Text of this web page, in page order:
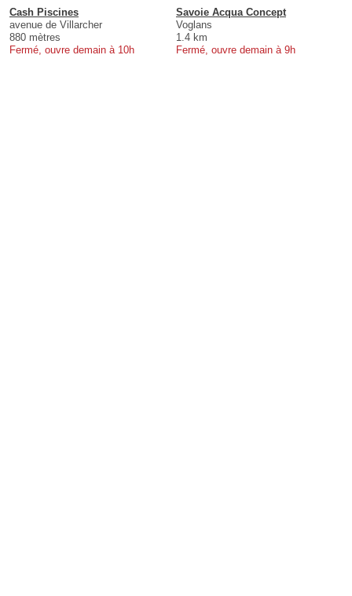
Cash Piscines
avenue de Villarcher
880 mètres
Fermé, ouvre demain à 10h
Savoie Acqua Concept
Voglans
1.4 km
Fermé, ouvre demain à 9h